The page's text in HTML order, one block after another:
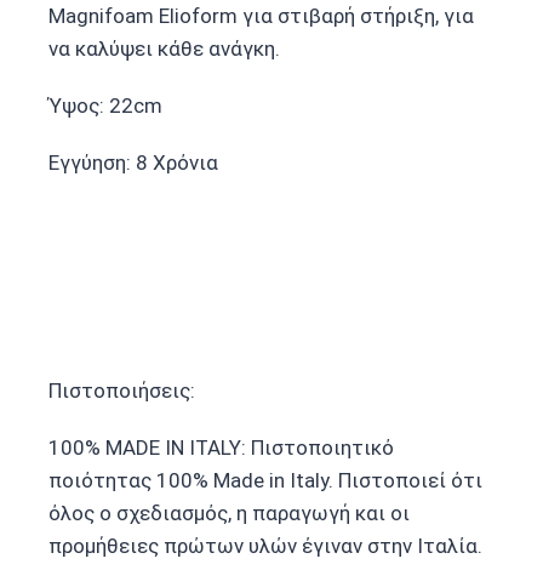
Magnifoam Elioform για στιβαρή στήριξη, για
να καλύψει κάθε ανάγκη.
Ύψος: 22cm
Εγγύηση: 8 Χρόνια
Πιστοποιήσεις:
100% MADE IN ITALY: Πιστοποιητικό
ποιότητας 100% Made in Italy. Πιστοποιεί ότι
όλος ο σχεδιασμός, η παραγωγή και οι
προμήθειες πρώτων υλών έγιναν στην Ιταλία.